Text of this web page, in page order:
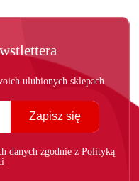
ulubionych sklepach
Zapisz się
danych zgodnie z Polityką